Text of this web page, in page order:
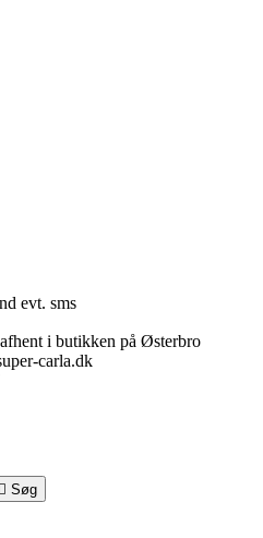
evt. sms
i butikken på Østerbro
carla.dk
 Søg